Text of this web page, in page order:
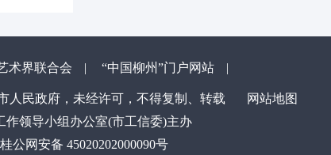
术界联合会 | “中国柳州”门户网站 |
人民政府，未经许可，不得复制、转载
网站地图
作领导小组办公室(市工信委)主办
桂公网安备 45020202000090号